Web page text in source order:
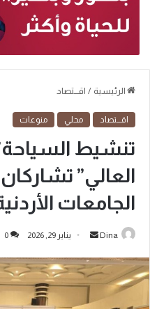
الرئيسية / اقـــتصاد
اقـــتصاد محلي منوعات
تنشيط
العالي”
الجامعات
Dina يناير 29, 2026 0